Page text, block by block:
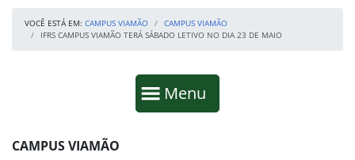
VOCÊ ESTÁ EM: CAMPUS VIAMÃO
CAMPUS VIAMÃO
IFRS CAMPUS VIAMÃO TERÁ SÁBADO LETIVO NO DIA 23 DE MAIO
Mostrar
Menu
Fim da navegação
Início do conteúdo
CAMPUS VIAMÃO